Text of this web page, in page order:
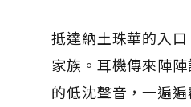
抵達納土珠華的入
家族。耳機傳來陣
的低沈聲音，一遍